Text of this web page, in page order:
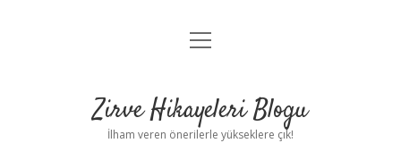
Anasayfa
Yasal Uyarı
menüyü
Zirve Hikayeleri Blogu
İlham veren önerilerle yükseklere çık!